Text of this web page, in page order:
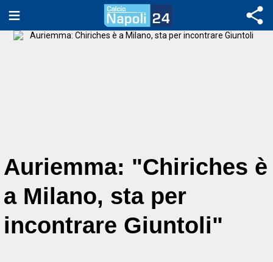
Auriemma: "Chiriches è
a Milano, sta per
incontrare Giuntoli"